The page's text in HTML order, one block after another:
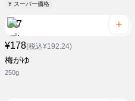
¥ スーパー価格
¥178(税込¥192.24)
梅がゆ
250g